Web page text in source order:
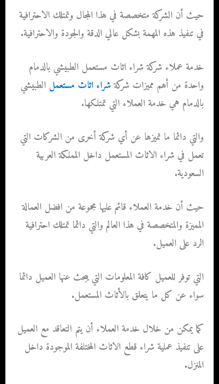
حيث ‏أن الشركة متخصصة في هذا المجال وتمتلك الاحترافية
في تنفيذ هذه المهمة بشكل عالي الدقة والجودة والاحترافية.
خدمة عملاء شركة شراء اثاث مستعمل الطبيشي بالدمام
واحدة من أهم مميزات شركةشراء اثاث مستعمل الطبيشي
بالدمام هي خدمة العملاء التي تمتلكها.
والتي دائما ما تميزها عن أي شركة أخرى من الشركات التي
تعمل في شراء الاثاث المستعمل داخل المملكة العربية
السعودية.
حيث أن خدمة العملاء قائم عليها مجموعة من افضل العمالة
المميزة والمتخصصة في هذا العالم والتي دائما تمتلك احترافية
الرد على العميل.
التي توفر للعميل كافة المعلومات التي يبحث عنها العميل دائما
سواء عن كل ما يتعلق بالأثاث المستعمل.
كما يمكن من خلال خدمة العملاء أن يتم التعاقد مع العميل
على تنفيذ عملية شراء قطع الاثاث المختلفة الموجودة داخل
المنزل.